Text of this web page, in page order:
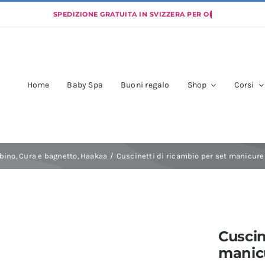
Home Baby Spa Buoni regalo Shop Corsi
Cura e bagnetto Haakaa Cuscinetti di ricambio per set